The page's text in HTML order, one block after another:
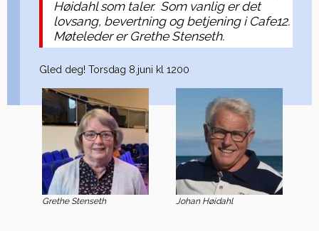
Høidahl som taler. Som vanlig er det
lovsang, bevertning og betjening i Cafe12.
Møteleder er Grethe Stenseth.
Gled deg! Torsdag 8.juni kl 1200
Johan Høidahl
Grethe Stenseth